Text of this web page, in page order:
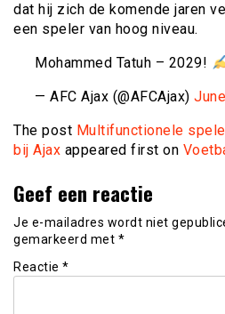
dat hij zich de komende jaren
een speler van hoog niveau.
Mohammed Tatuh – 2029!
— AFC Ajax (@AFCAjax)
The post Multifunctionele
bij Ajax appeared first on
Geef een reactie
Je e-mailadres wordt niet
gemarkeerd met *
Reactie *